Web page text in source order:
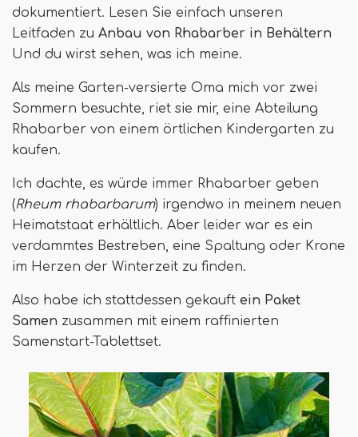
dokumentiert. Lesen Sie einfach unseren
Leitfaden zu Anbau von Rhabarber in Behältern
Und du wirst sehen, was ich meine.
Als meine Garten-versierte Oma mich vor zwei
Sommern besuchte, riet sie mir, eine Abteilung
Rhabarber von einem örtlichen Kindergarten zu
kaufen.
Ich dachte, es würde immer Rhabarber geben
(Rheum rhabarbarum) irgendwo in meinem neuen
Heimatstaat erhältlich. Aber leider war es ein
verdammtes Bestreben, eine Spaltung oder Krone
im Herzen der Winterzeit zu finden.
Also habe ich stattdessen gekauft ein Paket
Samen zusammen mit einem raffinierten
Samenstart-Tablettset.